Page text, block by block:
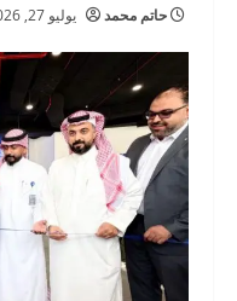
حاتم محمد يوليو 27, 2026